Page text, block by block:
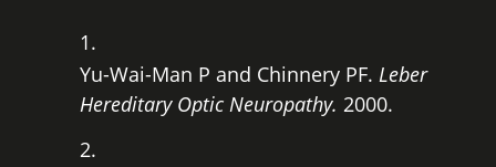
Yu-Wai-Man P and Chinnery PF. Leber
Hereditary Optic Neuropathy. 2000.